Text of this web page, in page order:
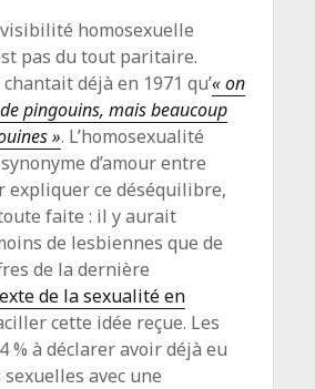
homosexuelle
pas du tout paritaire.
déjà en 1971 qu’« on
pingouins, mais beaucoup
». L’homosexualité
d’amour entre
expliquer ce déséquilibre,
faite : il y aurait
de lesbiennes que de
de la dernière
de la sexualité en
cette idée reçue. Les
% à déclarer avoir déjà eu
avec une